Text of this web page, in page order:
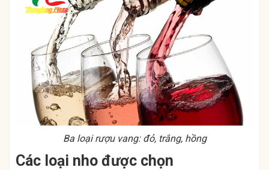
Ba loại rượu vang: đỏ, trắng, hồng
Các loại nho được chọn